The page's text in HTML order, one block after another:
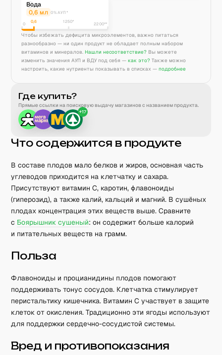
Вода
0,6 мл 0% АУП*
0 0,6 1250* 2200**
Чтобы избежать дефицита микроэлементов, важно питаться
разнообразно — ни один продукт не обладает полным набором
витаминов и минералов. Нашли несоответствие? Вы можете
изменить значения АУП и ВДУ под себя — как это? Также можно
настроить, какие нутриенты показывать в списках — подробнее
Где купить?
Прямые ссылки на поисковую выдачу магазинов с названием продукта.
+17
Что содержится в продукте
В составе плодов мало белков и жиров, основная часть
углеводов приходится на клетчатку и сахара.
Присутствуют витамин C, каротин, флавоноиды
(гиперозид), а также калий, кальций и магний. В сушёных
плодах концентрация этих веществ выше. Сравните
с Боярышник сушеный: он содержит больше калорий
и питательных веществ на грамм.
Польза
Флавоноиды и процианидины плодов помогают
поддерживать тонус сосудов. Клетчатка стимулирует
перистальтику кишечника. Витамин C участвует в защите
клеток от окисления. Традиционно эти ягоды используют
для поддержки сердечно-сосудистой системы.
Вред и противопоказания